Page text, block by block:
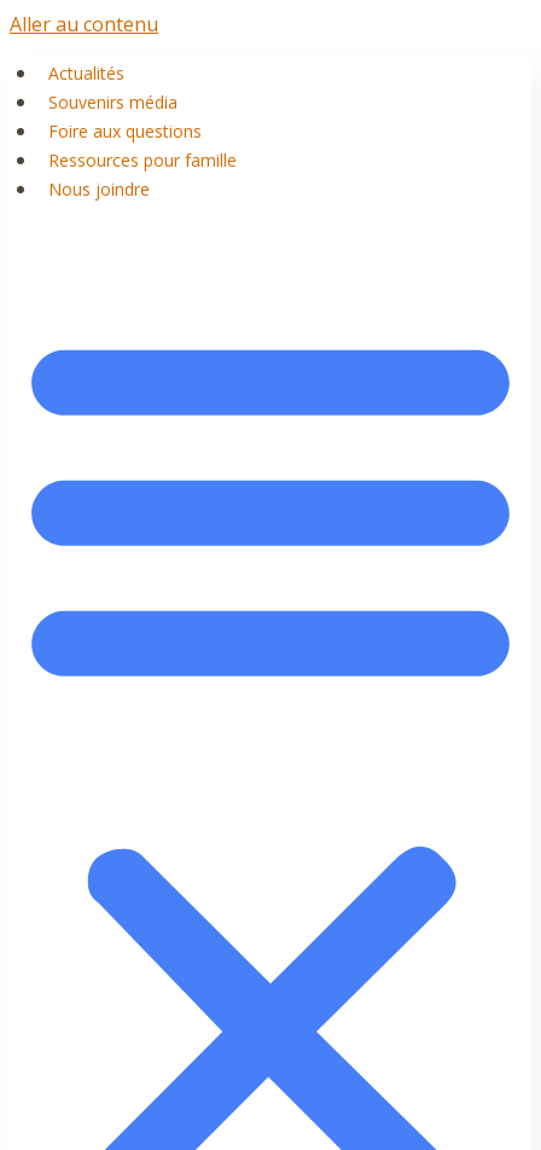
Aller au contenu
Actualités
Souvenirs média
Foire aux questions
Ressources pour famille
Nous joindre